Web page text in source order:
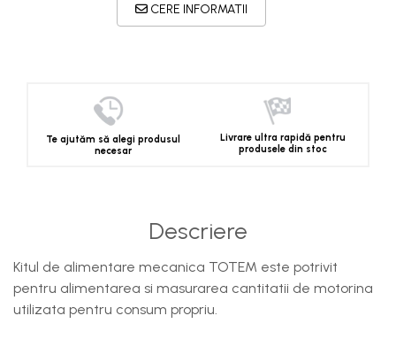
CERE INFORMATII
Te ajutăm să alegi produsul
necesar
Livrare ultra rapidă pentru
produsele din stoc
Descriere
Kitul de alimentare mecanica TOTEM este potrivit
pentru alimentarea si masurarea cantitatii de motorina
utilizata pentru consum propriu.